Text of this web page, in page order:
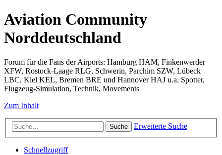
Aviation Community
Norddeutschland
Forum für die Fans der Airports: Hamburg HAM, Finkenwerder
XFW, Rostock-Laage RLG, Schwerin, Parchim SZW, Lübeck
LBC, Kiel KEL, Bremen BRE und Hannover HAJ u.a. Spotter,
Flugzeug-Simulation, Technik, Movements
Zum Inhalt
Suche Erweiterte Suche
Schnellzugriff